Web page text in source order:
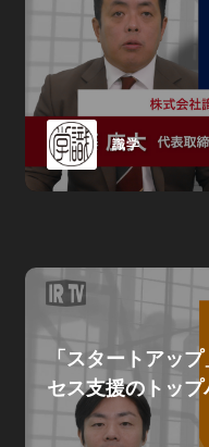
識学
「スタートアッ
セス支援のトッ